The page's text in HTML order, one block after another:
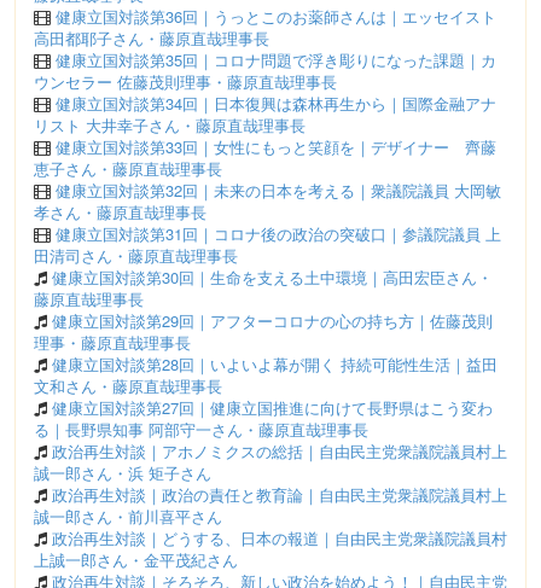
健康立国対談第36回｜うっとこのお薬師さんは｜エッセイスト
高田都耶子さん・藤原直哉理事長
健康立国対談第35回｜コロナ問題で浮き彫りになった課題｜カ
ウンセラー 佐藤茂則理事・藤原直哉理事長
健康立国対談第34回｜日本復興は森林再生から｜国際金融アナ
リスト 大井幸子さん・藤原直哉理事長
健康立国対談第33回｜女性にもっと笑顔を｜デザイナー 齊藤
恵子さん・藤原直哉理事長
健康立国対談第32回｜未来の日本を考える｜衆議院議員 大岡敏
孝さん・藤原直哉理事長
健康立国対談第31回｜コロナ後の政治の突破口｜参議院議員 上
田清司さん・藤原直哉理事長
健康立国対談第30回｜生命を支える土中環境｜高田宏臣さん・
藤原直哉理事長
健康立国対談第29回｜アフターコロナの心の持ち方｜佐藤茂則
理事・藤原直哉理事長
健康立国対談第28回｜いよいよ幕が開く 持続可能性生活｜益田
文和さん・藤原直哉理事長
健康立国対談第27回｜健康立国推進に向けて長野県はこう変わ
る｜長野県知事 阿部守一さん・藤原直哉理事長
政治再生対談｜アホノミクスの総括｜自由民主党衆議院議員村上
誠一郎さん・浜 矩子さん
政治再生対談｜政治の責任と教育論｜自由民主党衆議院議員村上
誠一郎さん・前川喜平さん
政治再生対談｜どうする、日本の報道｜自由民主党衆議院議員村
上誠一郎さん・金平茂紀さん
政治再生対談｜そろそろ、新しい政治を始めよう！｜自由民主党